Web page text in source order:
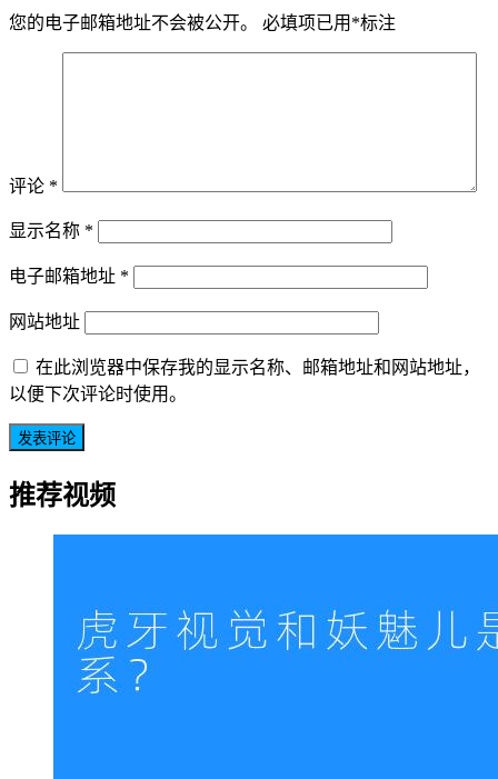
您的电子邮箱地址不会被公开。 必填项已用 *标注
评论 *
显示名称 *
电子邮箱地址 *
网站地址
在此浏览器中保存我的显示名称、邮箱地址和网站地址，
以便下次评论时使用。
推荐视频